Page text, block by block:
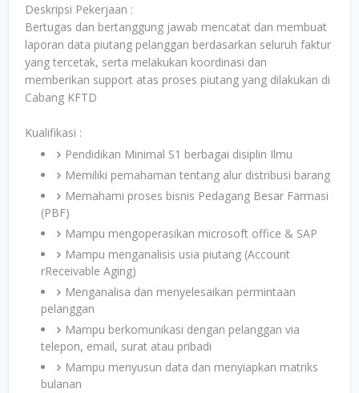
Deskripsi Pekerjaan :
Bertugas dan bertanggung jawab mencatat dan membuat
laporan data piutang pelanggan berdasarkan seluruh faktur
yang tercetak, serta melakukan koordinasi dan
memberikan support atas proses piutang yang dilakukan di
Cabang KFTD
Kualifikasi :
Pendidikan Minimal S1 berbagai disiplin Ilmu
Memiliki pemahaman tentang alur distribusi barang
Memahami proses bisnis Pedagang Besar Farmasi
(PBF)
Mampu mengoperasikan microsoft office & SAP
Mampu menganalisis usia piutang (Account
rReceivable Aging)
Menganalisa dan menyelesaikan permintaan
pelanggan
Mampu berkomunikasi dengan pelanggan via
telepon, email, surat atau pribadi
Mampu menyusun data dan menyiapkan matriks
bulanan